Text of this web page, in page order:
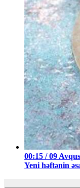
00:15 / 09
Yeni həftənin